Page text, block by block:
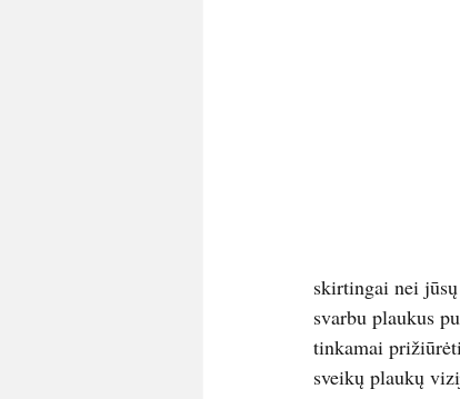
skirtingai nei
svarbu plaukus
tinkamai
sveikų plaukų